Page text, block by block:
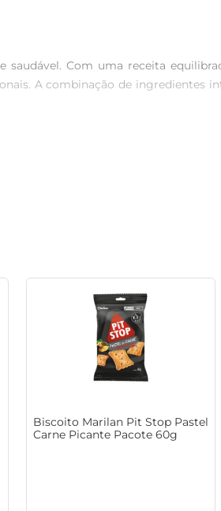
Com uma receita
A combinação de ingredientes
ótima alternativa para quem quer
sabor e saúde, complementando a
Biscoito Marilan Pit Stop Pastel
Carne Picante Pacote 60g